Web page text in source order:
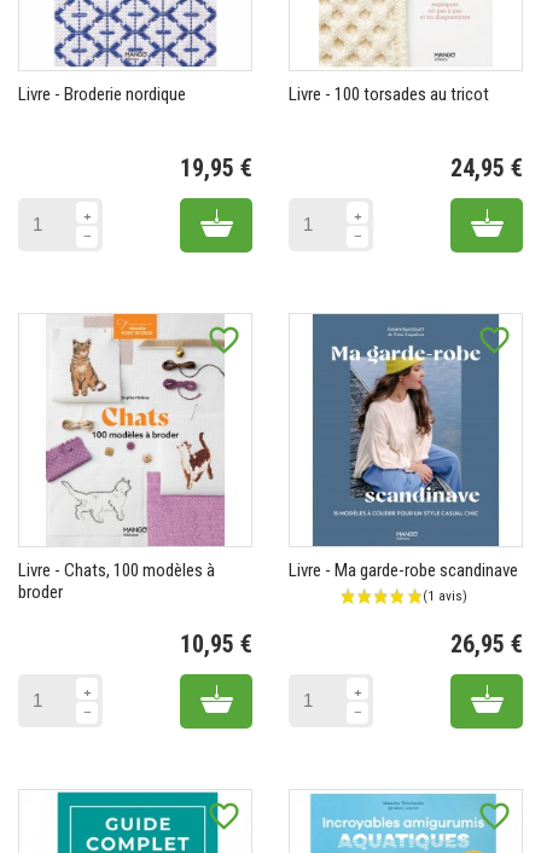
Livre - Broderie nordique
19,95 €
Add to cart
Livre - 100 torsades au tricot
24,95 €
Add
favorite_border
Livre - Chats, 100 modèles à
broder
10,95 €
Add to cart
favorite_border
Livre - Ma garde-robe scandinave
26,95 €
Add
favorite_border favorite_border